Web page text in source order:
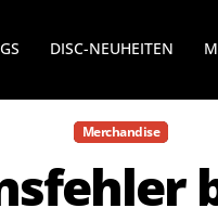
DISC-NEUHEITEN
Merchandise